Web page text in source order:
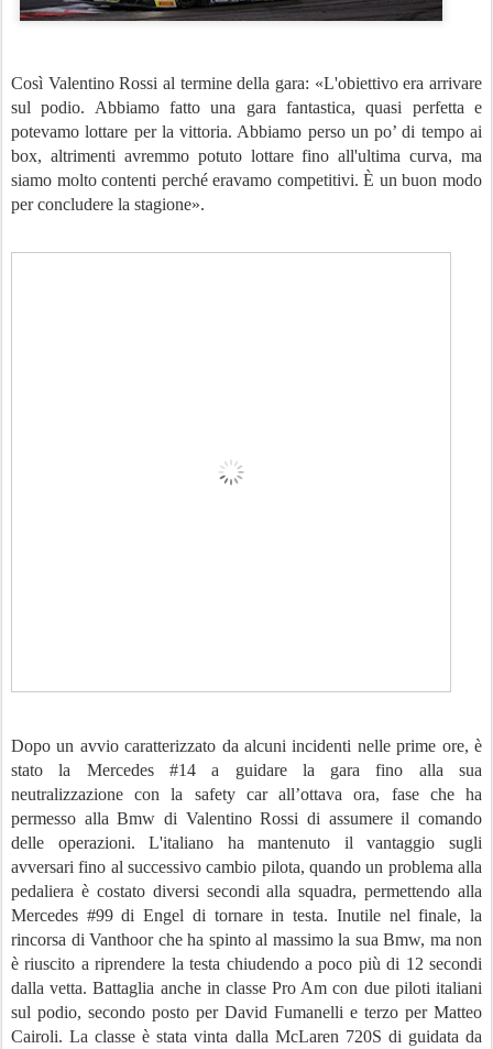
Così Valentino Rossi al termine della gara: «L'obiettivo era arrivare
sul podio. Abbiamo fatto una gara fantastica, quasi perfetta e
potevamo lottare per la vittoria. Abbiamo perso un po’ di tempo ai
box, altrimenti avremmo potuto lottare fino all'ultima curva, ma
siamo molto contenti perché eravamo competitivi. È un buon modo
per concludere la stagione».
Dopo un avvio caratterizzato da alcuni incidenti nelle prime ore, è
stato la Mercedes #14 a guidare la gara fino alla sua
neutralizzazione con la safety car all’ottava ora, fase che ha
permesso alla Bmw di Valentino Rossi di assumere il comando
delle operazioni. L'italiano ha mantenuto il vantaggio sugli
avversari fino al successivo cambio pilota, quando un problema alla
pedaliera è costato diversi secondi alla squadra, permettendo alla
Mercedes #99 di Engel di tornare in testa. Inutile nel finale, la
rincorsa di Vanthoor che ha spinto al massimo la sua Bmw, ma non
è riuscito a riprendere la testa chiudendo a poco più di 12 secondi
dalla vetta. Battaglia anche in classe Pro Am con due piloti italiani
sul podio, secondo posto per David Fumanelli e terzo per Matteo
Cairoli. La classe è stata vinta dalla McLaren 720S di guidata da